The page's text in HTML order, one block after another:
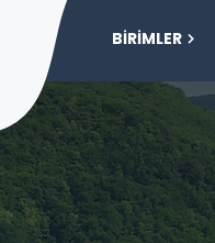
BİRİMLER